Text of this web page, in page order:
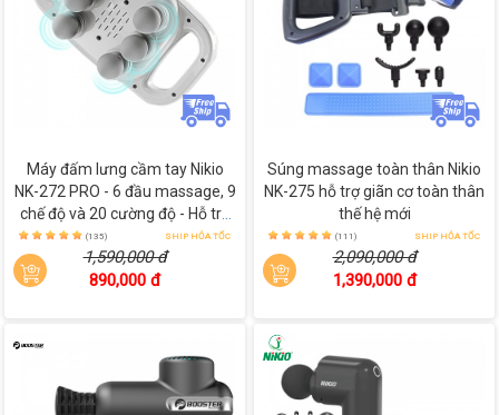
Máy đấm lưng cầm tay Nikio
NK-272 PRO - 6 đầu massage, 9
chế độ và 20 cường độ - Hỗ trợ
giảm đau nhức mỏi nhanh
chóng
(135) SHIP HỎA TỐC
1,590,000 đ
890,000 đ
Súng massage toàn thân Nikio
NK-275 hỗ trợ giãn cơ toàn thân
thế hệ mới
(111) SHIP HỎA TỐC
2,090,000 đ
1,390,000 đ